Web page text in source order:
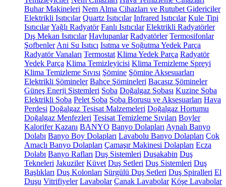
Buhar Makineleri Nem Alma Cihazları ve Rutubet Gidericiler
Elektrikli Isıtıcılar Quartz Isıtıcılar Infrared Isıtıcılar Kule Tipi
IsıtıcılarYağlı Radyatör Fanlı Isıtıcılar Elektrikli Radyatörler
Dış Mekan Isıtıcılar Havlupanlar Radyatörler Termosifonlar
Şofbenler Ani Su Isıtıcı Isıtma ve Soğutma Yedek Parça
Radyatör Vanaları Termostat Klima Yedek Parça Radyatör
Yedek Parça Klima Temizleyicisi Klima Temizleme Spreyi
Klima Temizleme Sıvısı Şömine Şömine Aksesuarları
Elektrikli Şömineler Bahçe Şömineleri Bacasız Şömineler
Güneş Enerji Sistemleri Soba Doğalgaz Sobası Kuzine Soba
Elektrikli Soba Pelet Soba Soba Borusu ve Aksesuarları Hava
Perdesi Doğalgaz Tesisat Malzemeleri Doğalgaz Hortumu
Doğalgaz Menfezleri Tesisat Temizleme Sıvıları Boyler
Kalorifer Kazanı BANYO Banyo Dolapları Aynalı Banyo
Dolabı Banyo Boy Dolapları Lavabolu Banyo Dolapları Çok
Amaçlı Banyo Dolapları Çamaşır Makinesi Dolapları Ecza
Dolabı Banyo Rafları Duş Sistemleri Duşakabin Duş
Tekneleri Jakuziler Küvet Duş Setleri Duş Sistemleri Duş
Başlıkları Duş Kolonları Sürgülü Duş Setleri Duş Spiralleri El
Duşu Vitrifiyeler Lavabolar Çanak Lavabolar Köşe Lavabolar